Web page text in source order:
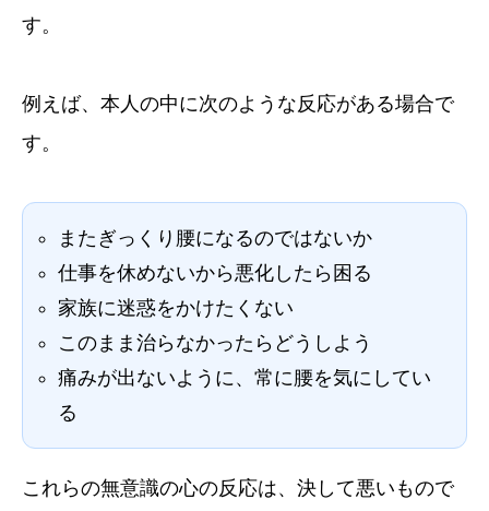
す。
例えば、本人の中に次のような反応がある場合で
す。
またぎっくり腰になるのではないか
仕事を休めないから悪化したら困る
家族に迷惑をかけたくない
このまま治らなかったらどうしよう
痛みが出ないように、常に腰を気にしてい
る
これらの無意識の心の反応は、決して悪いもので